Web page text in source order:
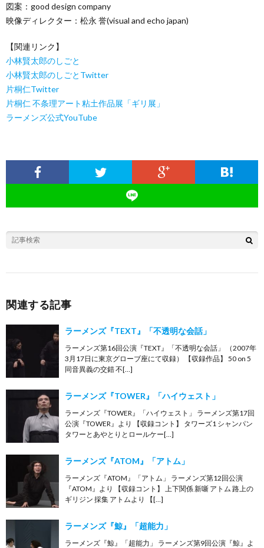
図案：good design company
映像ディレクター：松永 誉(visual and echo japan)
【関連リンク】
小林賢太郎のしごと
小林賢太郎のしごとTwitter
片桐仁Twitter
片桐仁 不条理アート粘土作品展「ギリ展」
ラーメンズ公式YouTube
関連する記事
ラーメンズ『TEXT』「不透明な会話」
ラーメンズ第16回公演『TEXT』「不透明な会話」 （2007年
3月17日に東京グローブ座にて収録） 【収録作品】 50 on 5
同音異義の交錯 不[…]
ラーメンズ『TOWER』「ハイウェスト」
ラーメンズ『TOWER』「ハイウェスト」 ラーメンズ第17回
公演『TOWER』より 【収録コント】 タワーズ1 シャンパン
タワーとあやとりとロールケー[…]
ラーメンズ『ATOM』「アトム」
ラーメンズ『ATOM』「アトム」 ラーメンズ第12回公演
『ATOM』より 【収録コント】 上下関係 新噺 アトム 路上の
ギリジン 採集 アトムより 【[…]
ラーメンズ『鯨』「超能力」
ラーメンズ『鯨』「超能力」 ラーメンズ第9回公演『鯨』よ